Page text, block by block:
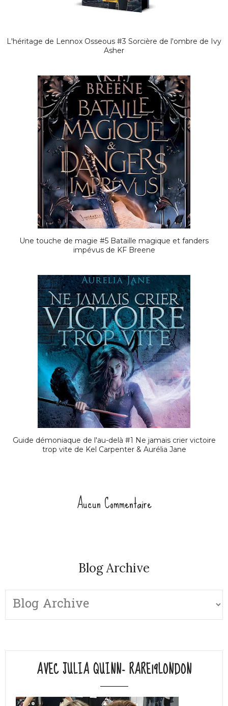
L'héritage de Lennox Osseous #3 Sorcière de l'ombre de Ivy
Asher
Une touche de magie #5 Bataille magique et fanders
impévus de KF Breene
Guide démoniaque de l'au-delà #1 Ne jamais crier victoire
trop vite de Kel Carpenter & Aurélia Jane
Aucun Commentaire
Blog Archive
AVEC JULIA QUINN- RARE19LONDON